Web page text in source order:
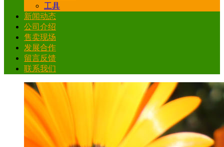
工具
新闻动态
公司介绍
售卖现场
发展合作
留言反馈
联系我们